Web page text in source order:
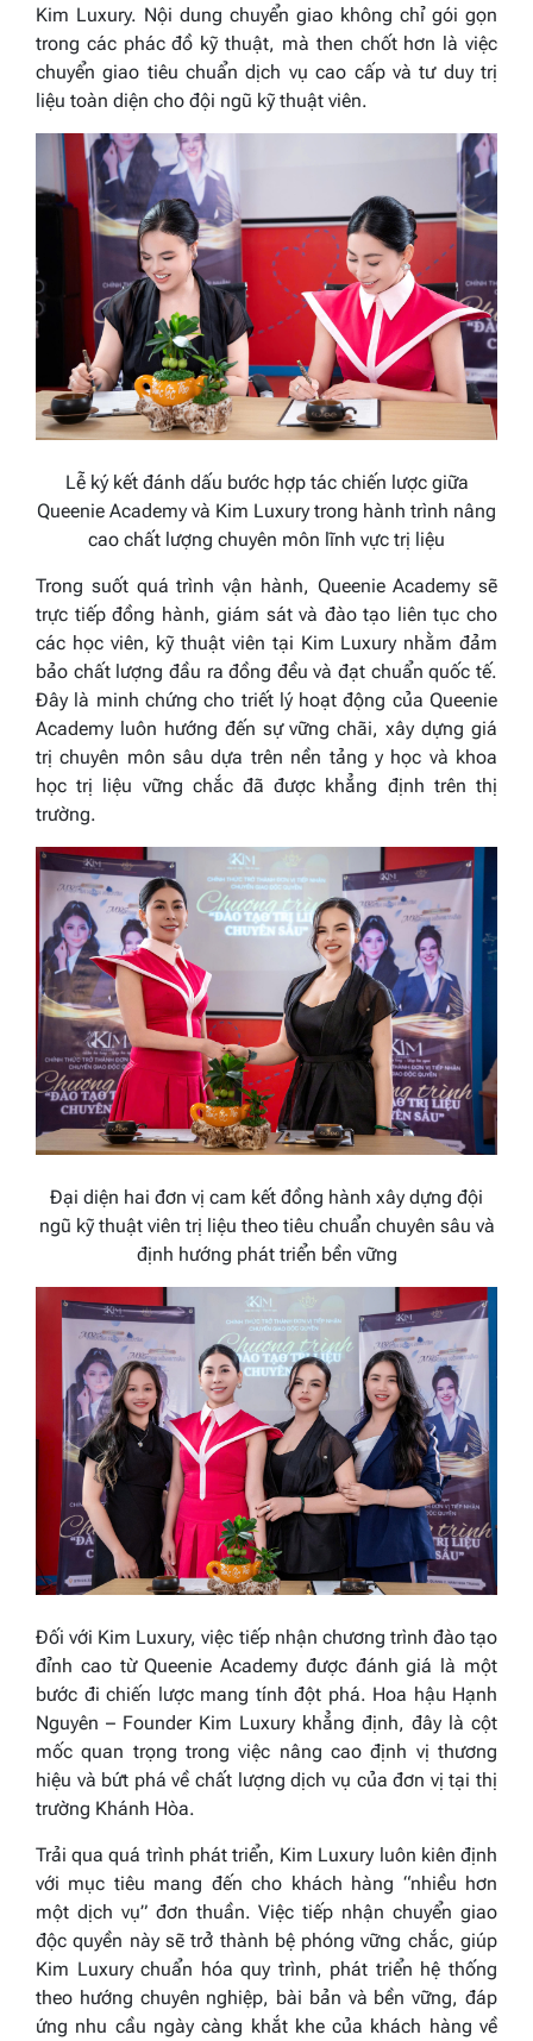
Kim Luxury. Nội dung chuyển giao không chỉ gói gọn
trong các phác đồ kỹ thuật, mà then chốt hơn là việc
chuyển giao tiêu chuẩn dịch vụ cao cấp và tư duy trị
liệu toàn diện cho đội ngũ kỹ thuật viên.
Lễ ký kết đánh dấu bước hợp tác chiến lược giữa
Queenie Academy và Kim Luxury trong hành trình nâng
cao chất lượng chuyên môn lĩnh vực trị liệu
Trong suốt quá trình vận hành, Queenie Academy sẽ
trực tiếp đồng hành, giám sát và đào tạo liên tục cho
các học viên, kỹ thuật viên tại Kim Luxury nhằm đảm
bảo chất lượng đầu ra đồng đều và đạt chuẩn quốc tế.
Đây là minh chứng cho triết lý hoạt động của Queenie
Academy luôn hướng đến sự vững chãi, xây dựng giá
trị chuyên môn sâu dựa trên nền tảng y học và khoa
học trị liệu vững chắc đã được khẳng định trên thị
trường.
Đại diện hai đơn vị cam kết đồng hành xây dựng đội
ngũ kỹ thuật viên trị liệu theo tiêu chuẩn chuyên sâu và
định hướng phát triển bền vững
Đối với Kim Luxury, việc tiếp nhận chương trình đào tạo
đỉnh cao từ Queenie Academy được đánh giá là một
bước đi chiến lược mang tính đột phá. Hoa hậu Hạnh
Nguyên – Founder Kim Luxury khẳng định, đây là cột
mốc quan trọng trong việc nâng cao định vị thương
hiệu và bứt phá về chất lượng dịch vụ của đơn vị tại thị
trường Khánh Hòa.
Trải qua quá trình phát triển, Kim Luxury luôn kiên định
với mục tiêu mang đến cho khách hàng “nhiều hơn
một dịch vụ” đơn thuần. Việc tiếp nhận chuyển giao
độc quyền này sẽ trở thành bệ phóng vững chắc, giúp
Kim Luxury chuẩn hóa quy trình, phát triển hệ thống
theo hướng chuyên nghiệp, bài bản và bền vững, đáp
ứng nhu cầu ngày càng khắt khe của khách hàng về